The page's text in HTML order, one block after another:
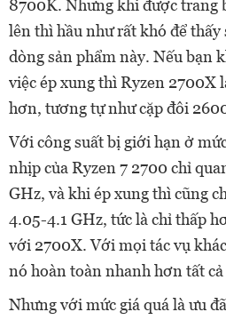
8700K. Nhưng khi được trang
lên thì hầu như rất khó để thấy
dòng sản phẩm này. Nếu bạn
việc ép xung thì Ryzen 2700X
hơn, tương tự như cặp đôi
Với công suất bị giới hạn ở
nhịp của Ryzen 7 2700 chỉ
GHz, và khi ép xung thì cũng
4.05-4.1 GHz, tức là chỉ thấp
với 2700X. Với mọi tác vụ
nó hoàn toàn nhanh hơn tất
Nhưng với mức giá quá là ưu